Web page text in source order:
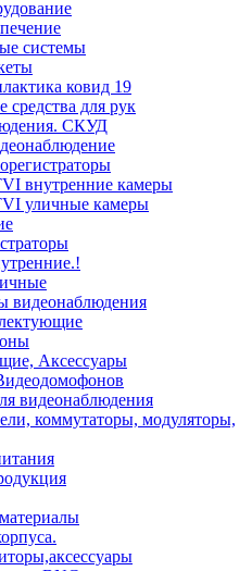
системы
ковид 19
для рук
СКУД
внутренние камеры
уличные камеры
видеонаблюдения
Аксессуары
видеонаблюдения
коммутаторы, модуляторы,